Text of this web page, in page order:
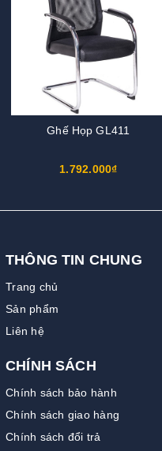
Ghế Họp GL411
1.792.000₫
THÔNG TIN CHUNG
Trang chủ
Sản phẩm
Liên hệ
CHÍNH SÁCH
Chính sách bảo hành
Chính sách giao hàng
Chính sách đổi trả